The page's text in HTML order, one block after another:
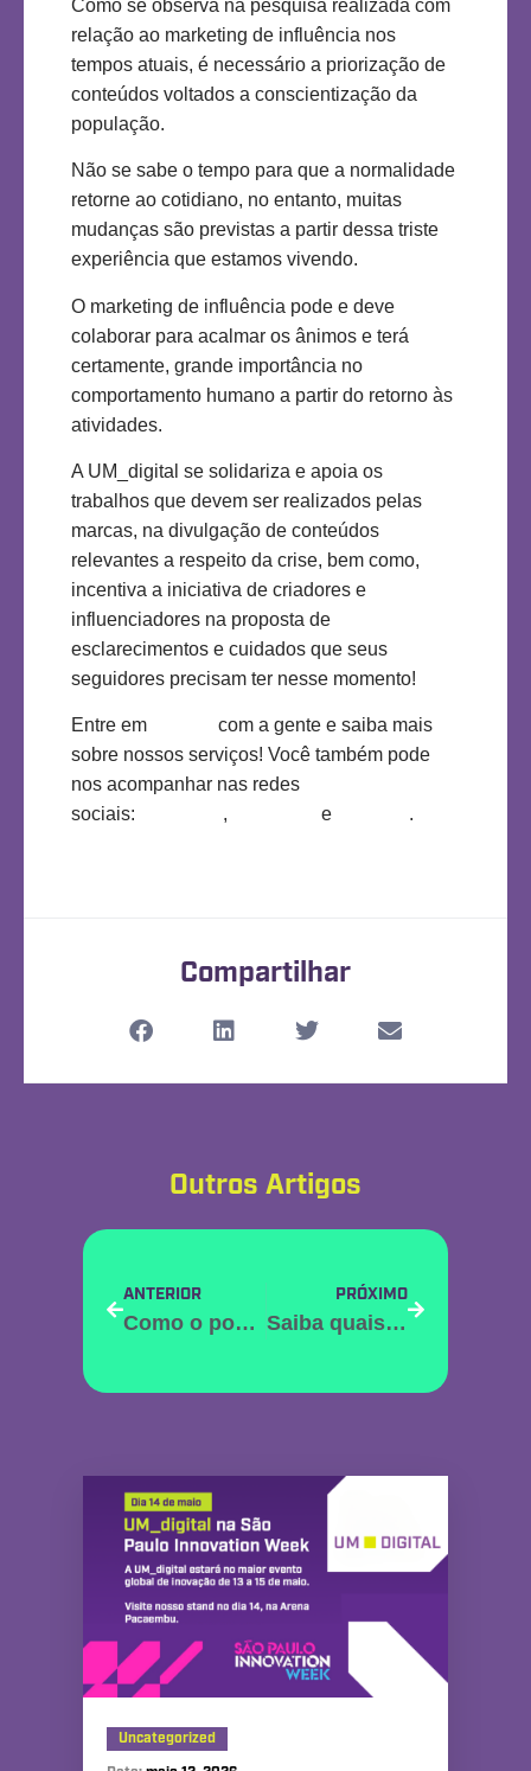
Como se observa na pesquisa realizada com
relação ao marketing de influência nos
tempos atuais, é necessário a priorização de
conteúdos voltados a conscientização da
população.
Não se sabe o tempo para que a normalidade
retorne ao cotidiano, no entanto, muitas
mudanças são previstas a partir dessa triste
experiência que estamos vivendo.
O marketing de influência pode e deve
colaborar para acalmar os ânimos e terá
certamente, grande importância no
comportamento humano a partir do retorno às
atividades.
A UM_digital se solidariza e apoia os
trabalhos que devem ser realizados pelas
marcas, na divulgação de conteúdos
relevantes a respeito da crise, bem como,
incentiva a iniciativa de criadores e
influenciadores na proposta de
esclarecimentos e cuidados que seus
seguidores precisam ter nesse momento!
Entre em
com a gente e saiba mais
sobre nossos serviços! Você também pode
nos acompanhar nas redes
sociais:
, e .
Compartilhar
Outros Artigos
ANTERIOR
Como o posicionamento no LinkedIn pode ajudar a empresa
PRÓXIMO
Saiba quais são as redes sociais mais usadas no Brasil
Uncategorized